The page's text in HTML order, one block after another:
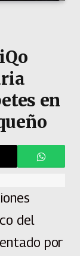
en
del
por